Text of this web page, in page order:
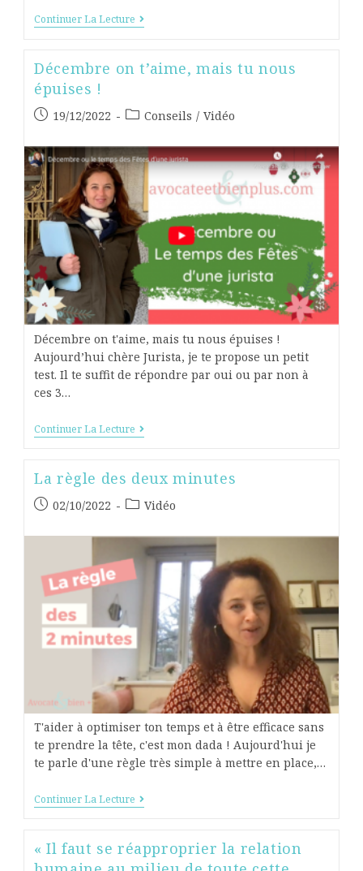
Continuer La Lecture
Décembre on t’aime, mais tu nous
épuises !
19/12/2022 Conseils / Vidéo
Décembre on t'aime, mais tu nous épuises !
Aujourd’hui chère Jurista, je te propose un petit
test. Il te suffit de répondre par oui ou par non à
ces 3…
Continuer La Lecture
La règle des deux minutes
02/10/2022 Vidéo
T'aider à optimiser ton temps et à être efficace sans
te prendre la tête, c'est mon dada ! Aujourd'hui je
te parle d'une règle très simple à mettre en place,…
Continuer La Lecture
« Il faut se réapproprier la relation